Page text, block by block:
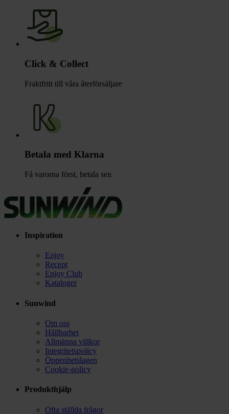
Click & Collect
Fraktfritt till våra återförsäljare
Betala med Klarna
Få varorna först, betala sen
Inspiration
Enjoy
Recept
Enjoy Club
Kataloger
Sunwind
Om oss
Hållbarhet
Allmänna villkor
Integritetspolicy
Öppenhetslagen
Cookie-policy
Produkthjälp
Ofta ställda frågor